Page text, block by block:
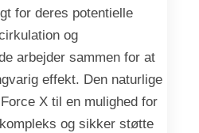
for deres potentielle
og
arbejder sammen for at
effekt. Den naturlige
X til en mulighed for
og sikker støtte